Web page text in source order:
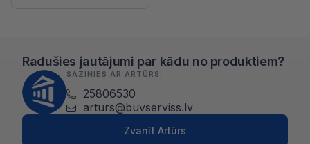
Radušies jautājumi par kādu no produktiem?
SAZINIES AR ARTŪRS:
25806530
arturs@buvserviss.lv
Zvanīt Artūrs